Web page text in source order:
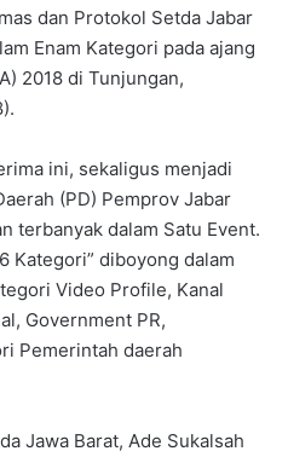
dan Protokol Setda Jabar
Enam Kategori pada ajang
2018 di Tunjungan,
ini, sekaligus menjadi
(PD) Pemprov Jabar
terbanyak dalam Satu Event.
Kategori” diboyong dalam
Video Profile, Kanal
Government PR,
Pemerintah daerah
Jawa Barat, Ade Sukalsah